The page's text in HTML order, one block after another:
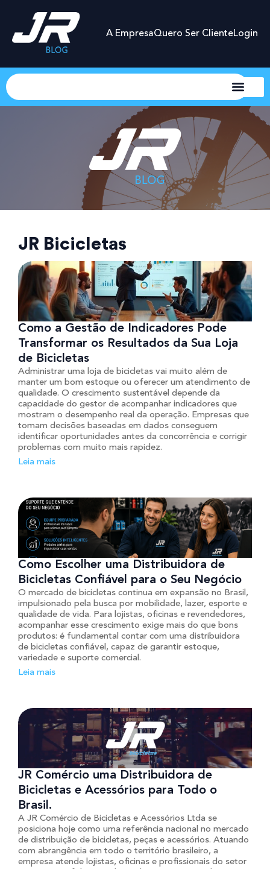
A EmpresaQuero Ser ClienteLogin
JR Bicicletas
Como a Gestão de Indicadores Pode
Transformar os Resultados da Sua Loja
de Bicicletas
Administrar uma loja de bicicletas vai muito além de
manter um bom estoque ou oferecer um atendimento de
qualidade. O crescimento sustentável depende da
capacidade do gestor de acompanhar indicadores que
mostram o desempenho real da operação. Empresas que
tomam decisões baseadas em dados conseguem
identificar oportunidades antes da concorrência e corrigir
problemas com muito mais rapidez.
Leia mais
Como Escolher uma Distribuidora de
Bicicletas Confiável para o Seu Negócio
O mercado de bicicletas continua em expansão no Brasil,
impulsionado pela busca por mobilidade, lazer, esporte e
qualidade de vida. Para lojistas, oficinas e revendedores,
acompanhar esse crescimento exige mais do que bons
produtos: é fundamental contar com uma distribuidora
de bicicletas confiável, capaz de garantir estoque,
variedade e suporte comercial.
Leia mais
JR Comércio uma Distribuidora de
Bicicletas e Acessórios para Todo o
Brasil.
A JR Comércio de Bicicletas e Acessórios Ltda se
posiciona hoje como uma referência nacional no mercado
de distribuição de bicicletas, peças e acessórios. Atuando
com abrangência em todo o território brasileiro, a
empresa atende lojistas, oficinas e profissionais do setor